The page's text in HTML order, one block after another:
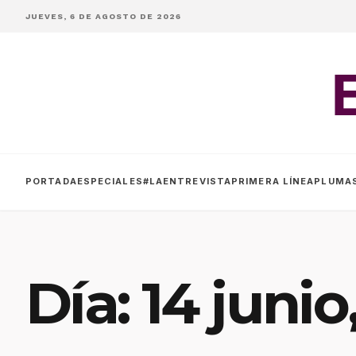
JUEVES, 6 DE AGOSTO DE 2026
PORTADAESPECIALES#LAENTREVISTAPRIMERA LÍNEA
Día:14